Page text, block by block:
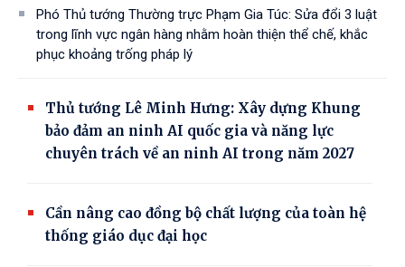
Phó Thủ tướng Thường trực Phạm Gia Túc: Sửa đổi 3 luật
trong lĩnh vực ngân hàng nhằm hoàn thiện thể chế, khắc
phục khoảng trống pháp lý
Thủ tướng Lê Minh Hưng: Xây dựng Khung
bảo đảm an ninh AI quốc gia và năng lực
chuyên trách về an ninh AI trong năm 2027
Cần nâng cao đồng bộ chất lượng của toàn hệ
thống giáo dục đại học